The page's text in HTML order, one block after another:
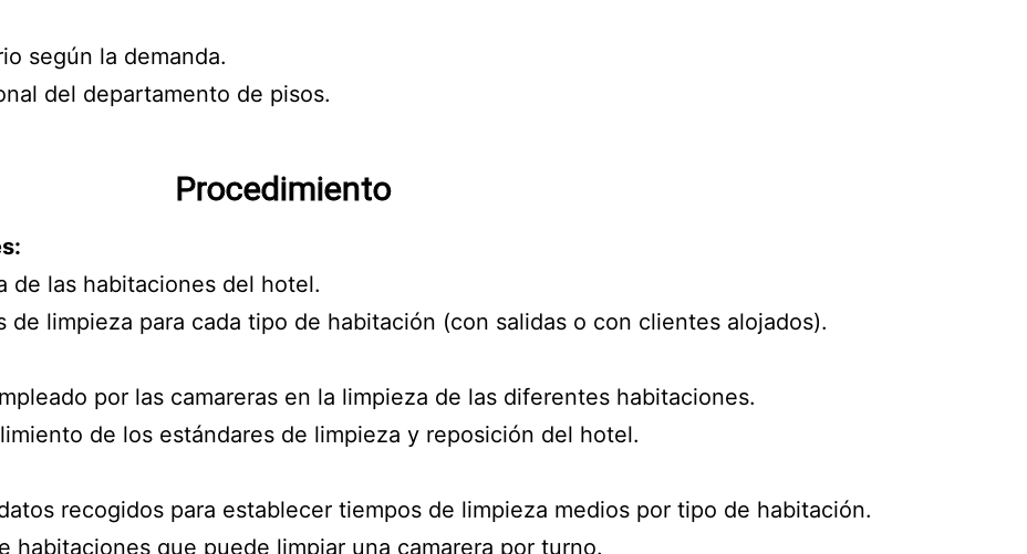
según la demanda.
del departamento de pisos.
Procedimiento
de las habitaciones del hotel.
de limpieza para cada tipo de habitación (con salidas o con clientes alojados).
por las camareras en la limpieza de las diferentes habitaciones.
de los estándares de limpieza y reposición del hotel.
recogidos para establecer tiempos de limpieza medios por tipo de habitación.
habitaciones que puede limpiar una camarera por turno.